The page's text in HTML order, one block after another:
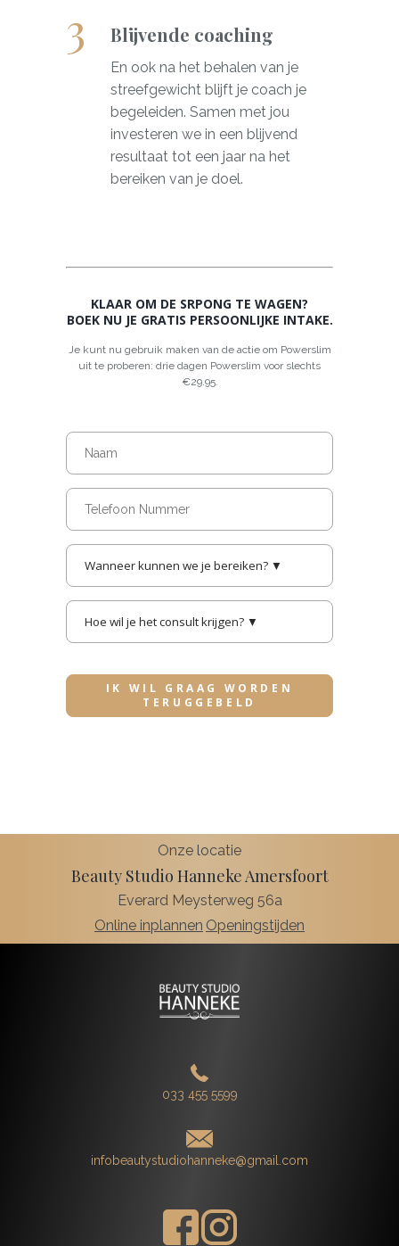
Blijvende coaching
En ook na het behalen van je
streefgewicht blijft je coach je
begeleiden. Samen met jou
investeren we in een blijvend
resultaat tot een jaar na het
bereiken van je doel.
KLAAR OM DE SRPONG TE WAGEN?
BOEK NU JE GRATIS PERSOONLIJKE INTAKE.
Je kunt nu gebruik maken van de actie om Powerslim
uit te proberen: drie dagen Powerslim voor slechts
€29.95.
Onze locatie
Beauty Studio Hanneke Amersfoort
Everard Meysterweg 56a
Online inplannen Openingstijden
033 455 5599
infobeautystudiohanneke@gmail.com